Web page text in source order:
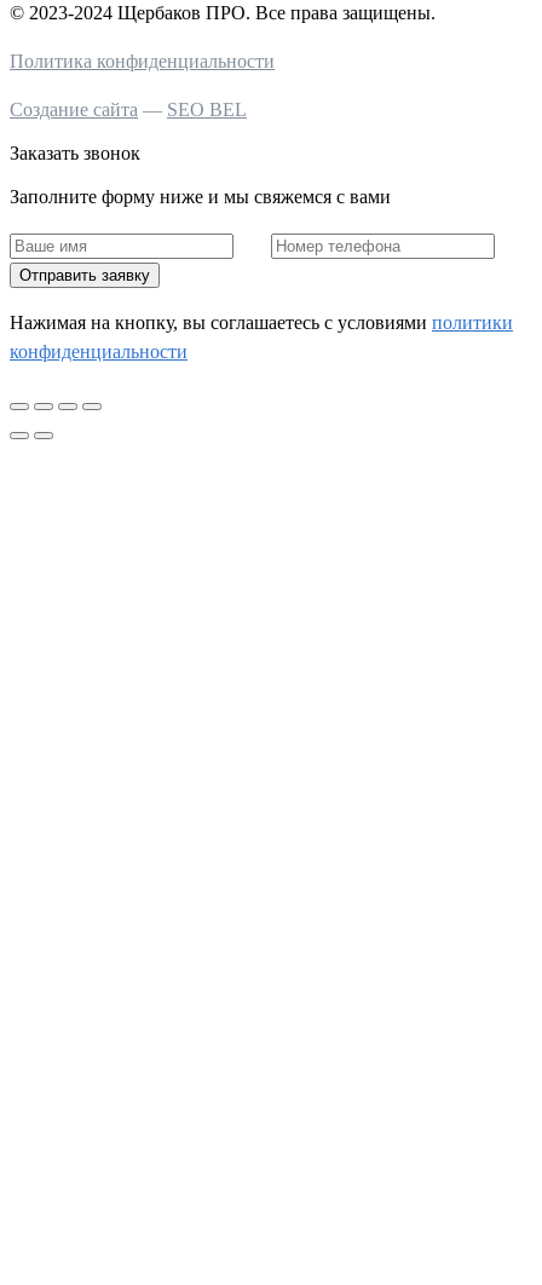
© 2023-2024 Щербаков ПРО. Все права защищены.
Политика конфиденциальности
Создание сайта — SEO BEL
Заказать звонок
Заполните форму ниже и мы свяжемся с вами
Отправить заявку
Нажимая на кнопку, вы соглашаетесь c условиями политики
конфиденциальности